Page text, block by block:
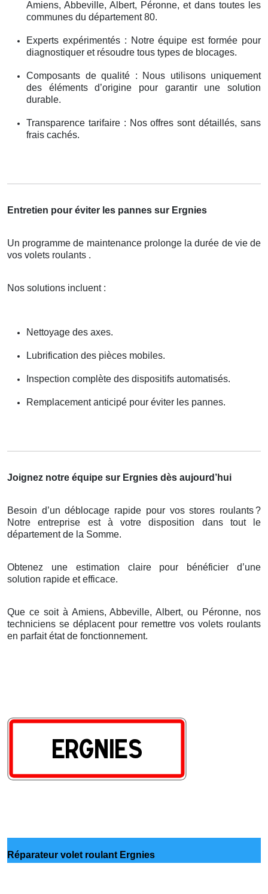
Amiens, Abbeville, Albert, Péronne, et dans toutes les
communes du département 80.
Experts expérimentés : Notre équipe est formée pour
diagnostiquer et résoudre tous types de blocages.
Composants de qualité : Nous utilisons uniquement
des éléments d’origine pour garantir une solution
durable.
Transparence tarifaire : Nos offres sont détaillés, sans
frais cachés.
Entretien pour éviter les pannes sur Ergnies
Un programme de maintenance prolonge la durée de vie de
vos volets roulants .
Nos solutions incluent :
Nettoyage des axes.
Lubrification des pièces mobiles.
Inspection complète des dispositifs automatisés.
Remplacement anticipé pour éviter les pannes.
Joignez notre équipe sur Ergnies dès aujourd’hui
Besoin d’un déblocage rapide pour vos stores roulants?
Notre entreprise est à votre disposition dans tout le
département de la Somme.
Obtenez une estimation claire pour bénéficier d’une
solution rapide et efficace.
Que ce soit à Amiens, Abbeville, Albert, ou Péronne, nos
techniciens se déplacent pour remettre vos volets roulants
en parfait état de fonctionnement.
Réparateur volet roulant Ergnies